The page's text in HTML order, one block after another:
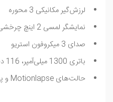
لرزش‌گیر مکانیکی 3 محوره
نمایشگر لمسی 2 اینچ چرخشی
صدای 3 میکروفون استریو
باتری 1300 میلی‌آمپر، 116 دقیقه
حالت‌های Motionlapse و پانوراما